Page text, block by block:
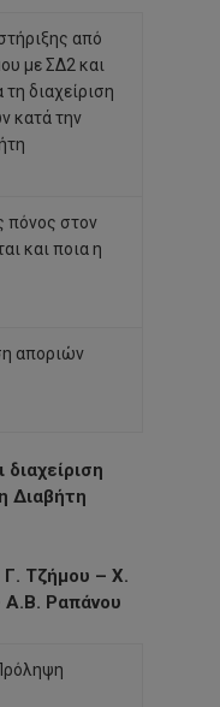
από
με ΣΔ2 και
τη διαχείριση
κατά την
πόνος στον
και ποια η
αποριών
Διαβήτη
Τζήμου – Χ.
Α.Β. Ραπάνου